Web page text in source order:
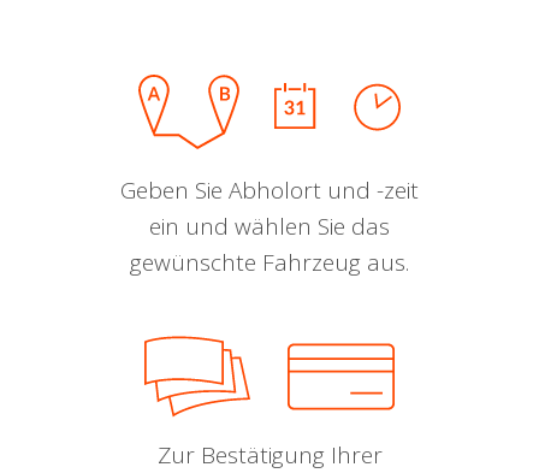
Geben Sie Abholort und -zeit
ein und wählen Sie das
gewünschte Fahrzeug aus.
Zur Bestätigung Ihrer